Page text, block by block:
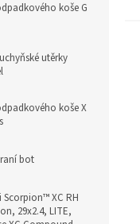
koše G
utěrky
koše X
bot
XC RH
29x2.4, LITE,